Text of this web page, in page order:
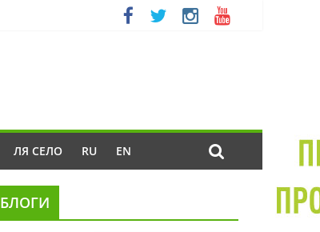
ЛЯ СЕЛО RU EN
БЛОГИ